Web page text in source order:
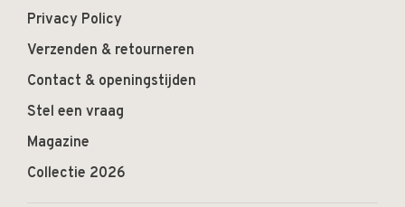
Privacy Policy
Verzenden & retourneren
Contact & openingstijden
Stel een vraag
Magazine
Collectie 2026